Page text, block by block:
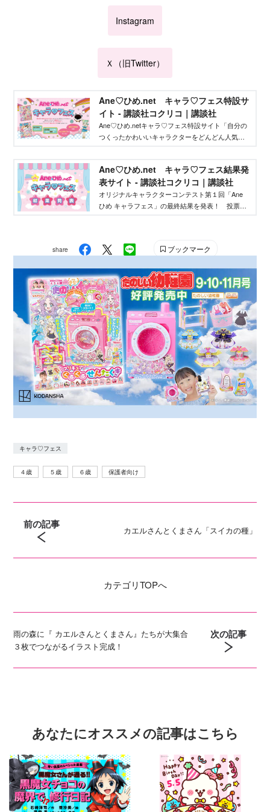
Instagram
Ｘ（旧Twitter）
Ane♡ひめ.net キャラ♡フェス特設サ
イト - 講談社コクリコ｜講談社
Ane♡ひめ.netキャラ♡フェス特設サイト「自分の
つくったかわいいキャラクターをどんどん人気者
作りたいクリエイターを応援するイベントです！
Ane♡ひめ.net キャラ♡フェス結果発
表サイト - 講談社コクリコ｜講談社
オリジナルキャラクターコンテスト第１回「Ane
ひめ キャラフェス」の最終結果を発表！ 投票結
share ブックマーク
キャラ♡フェス
４歳 ５歳 ６歳 保護者向け
前の記事 カエルさんとくまさん「スイカの種」
カテゴリTOPへ
雨の森に『 カエルさんとくまさん』たちが大集合
３枚でつながるイラスト完成！
次の記事
あなたにオススメの記事はこちら